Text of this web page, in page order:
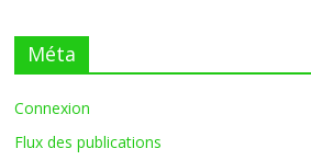
Méta
Connexion
Flux des publications